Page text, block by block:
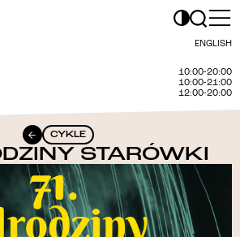
ENGLISH
10:00-20:00
10:00-21:00
12:00-20:00
CYKLE
STARÓWKI